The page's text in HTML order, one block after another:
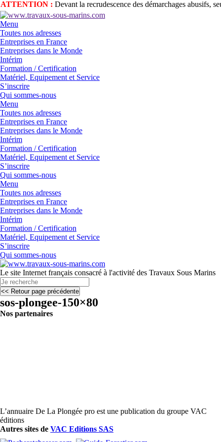
:Devant la recrudescence des démarchages abusifs,
Menu
Toutes nos adresses
Entreprises en France
Entreprises dans le Monde
Intérim
Formation / Certification
Matériel, Equipement et Service
S’inscrire
Qui sommes-nous
Menu
Toutes nos adresses
Entreprises en France
Entreprises dans le Monde
Intérim
Formation / Certification
Matériel, Equipement et Service
S’inscrire
Qui sommes-nous
Menu
Toutes nos adresses
Entreprises en France
Entreprises dans le Monde
Intérim
Formation / Certification
Matériel, Equipement et Service
S’inscrire
Qui sommes-nous
Le site Internet français consacré à l'activité des Travaux Sous Marins
sos-plongee-150×80
Nos partenaires
L’annuaire De La Plongée pro est une publication du groupe VAC
éditions
Autres sites de VAC Editions SAS